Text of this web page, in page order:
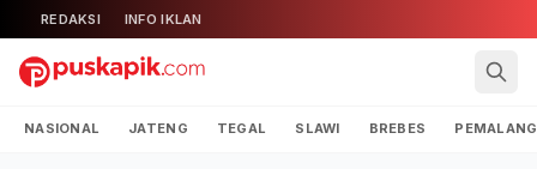
REDAKSI INFO IKLAN
NASIONAL JATENG TEGAL SLAWI BREBES PEMALANG